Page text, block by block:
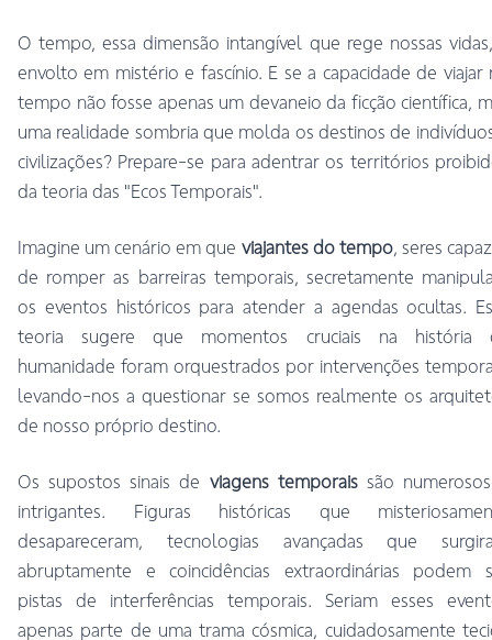
O tempo, essa dimensão intangível que rege nossas
envolto em mistério e fascínio. E se a capacidade de viajar
tempo não fosse apenas um devaneio da ficção científica,
uma realidade sombria que molda os destinos de
civilizações? Prepare-se para adentrar os territórios
da teoria das "Ecos Temporais".
Imagine um cenário em que viajantes do tempo, seres
de romper as barreiras temporais, secretamente
os eventos históricos para atender a agendas ocultas.
teoria sugere que momentos cruciais na história
humanidade foram orquestrados por intervenções
levando-nos a questionar se somos realmente os
de nosso próprio destino.
Os supostos sinais de viagens temporaissão
intrigantes. Figuras históricas que
desapareceram, tecnologias avançadas que
abruptamente e coincidências extraordinárias podem
pistas de interferências temporais. Seriam esses
apenas parte de uma trama cósmica, cuidadosamente